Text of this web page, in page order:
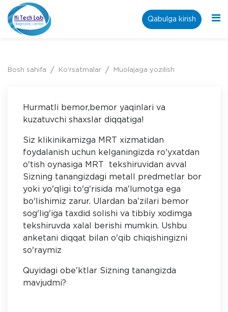
Qabulga kirish
Bosh sahifa Ko'rsatmalar Muolajaga yozilish
Hurmatli bemor,bemor yaqinlari va
kuzatuvchi shaxslar diqqatiga!
Siz klikinikamizga MRT xizmatidan
foydalanish uchun kelganingizda ro'yxatdan
o'tish oynasiga MRT tekshiruvidan avval
Sizning tanangizdagi metall predmetlar bor
yoki yo'qligi to'g'risida maʼlumotga ega
bo'lishimiz zarur. Ulardan baʼzilari bemor
sog'lig'iga taxdid solishi va tibbiy xodimga
tekshiruvda xalal berishi mumkin. Ushbu
anketani diqqat bilan o'qib chiqishingizni
so'raymiz
Quyidagi obeʼktlar Sizning tanangizda
mavjudmi?